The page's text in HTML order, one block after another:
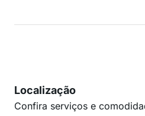
Localização
Confira serviços e